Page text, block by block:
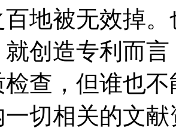
地被无效掉
创造专利而
查，但谁也
一切相关的文